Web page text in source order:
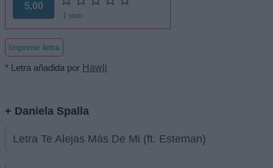
5,00
1 voto
Imprimir letra
* Letra añadida por Hawli
+ Daniela Spalla
Letra Te Alejas Más De Mi (ft. Esteman)